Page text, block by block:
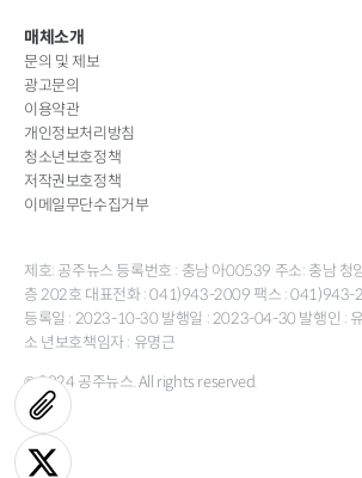
매체소개
문의 및 제보
광고문의
이용약관
개인정보처리방침
청소년보호정책
저작권보호정책
이메일무단수집거부
제호: 공주뉴스 등록번호 : 충남 아00539 주소: 충남 청
층 202호 대표전화 : 041)943-2009 팩스 : 041)943-
등록일 : 2023-10-30 발행일 : 2023-04-30 발행인 : 유
소 년보호책임자 : 유명근
© 2024 공주뉴스. All rights reserved.